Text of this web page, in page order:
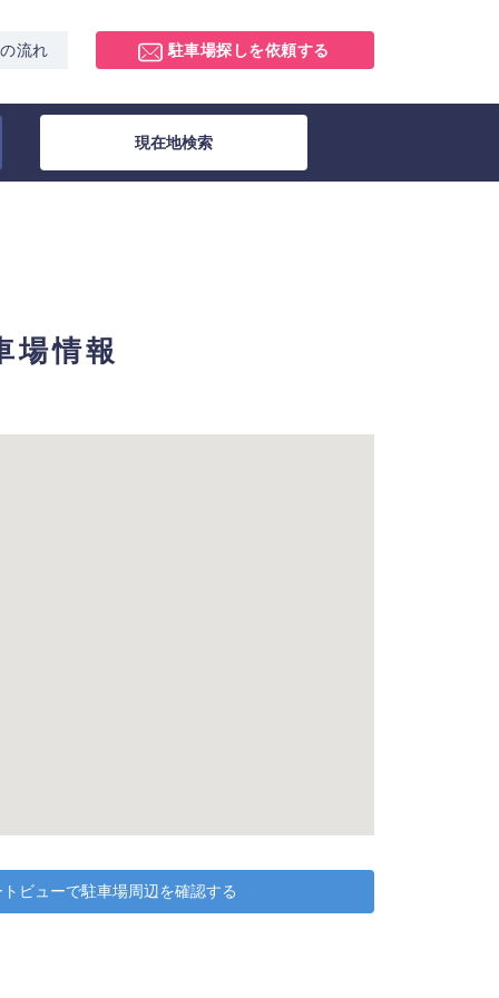
流れ 駐車場探しを依頼する
現在地検索
場情報
ビューで駐車場周辺を確認する